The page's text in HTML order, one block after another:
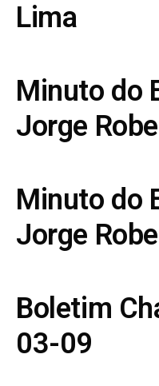
Lima
Minuto do
Jorge
Minuto do
Jorge
Boletim
03-09